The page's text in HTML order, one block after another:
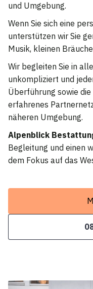
und Umgebung.
Wenn Sie sich eine
unterstützen wir Sie
Musik, kleinen
Wir begleiten Sie in
unkompliziert und
Überführung sowie
erfahrenes
näheren Umgebung.
Alpenblick
Begleitung und einen
dem Fokus auf das